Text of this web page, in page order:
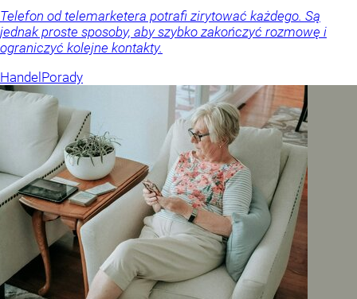
Telefon od telemarketera potrafi zirytować każdego. Są
jednak proste sposoby, aby szybko zakończyć rozmowę i
ograniczyć kolejne kontakty.
HandelPorady